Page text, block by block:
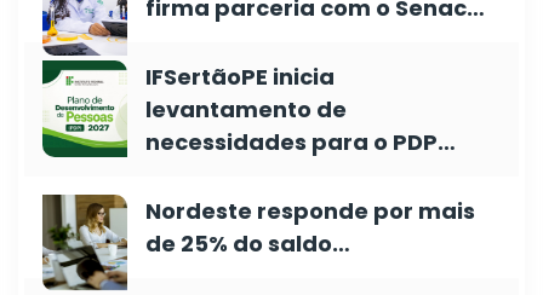
firma parceria com o Senac…
IFSertãoPE inicia
levantamento de
necessidades para o PDP…
Nordeste responde por mais
de 25% do saldo…